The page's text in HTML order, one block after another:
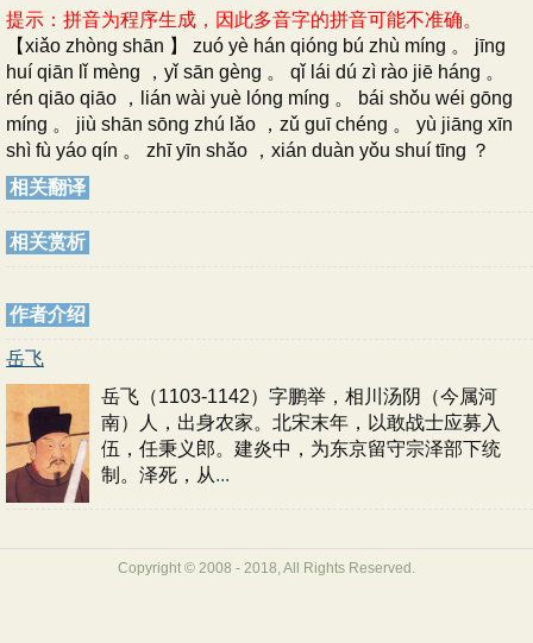
提示：拼音为程序生成，因此多音字的拼音可能不准确。
【xiǎo zhòng shān 】 zuó yè hán qióng bú zhù míng 。 jīng
huí qiān lǐ mèng ，yǐ sān gèng 。 qǐ lái dú zì rào jiē háng 。
rén qiāo qiāo ，lián wài yuè lóng míng 。 bái shǒu wéi gōng
míng 。 jiù shān sōng zhú lǎo ，zǔ guī chéng 。 yù jiāng xīn
shì fù yáo qín 。 zhī yīn shǎo ，xián duàn yǒu shuí tīng ？
相关翻译
相关赏析
作者介绍
岳飞
岳飞（1103-1142）字鹏举，相川汤阴（今属河
南）人，出身农家。北宋末年，以敢战士应募入
伍，任秉义郎。建炎中，为东京留守宗泽部下统
制。泽死，从...
Copyright © 2008 - 2018, All Rights Reserved.